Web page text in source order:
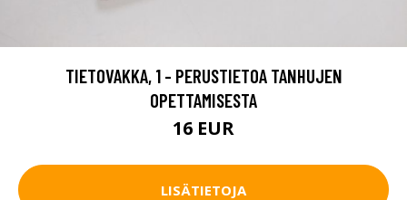
TIETOVAKKA, 1 - PERUSTIETOA TANHUJEN
OPETTAMISESTA
16 EUR
LISÄTIETOJA